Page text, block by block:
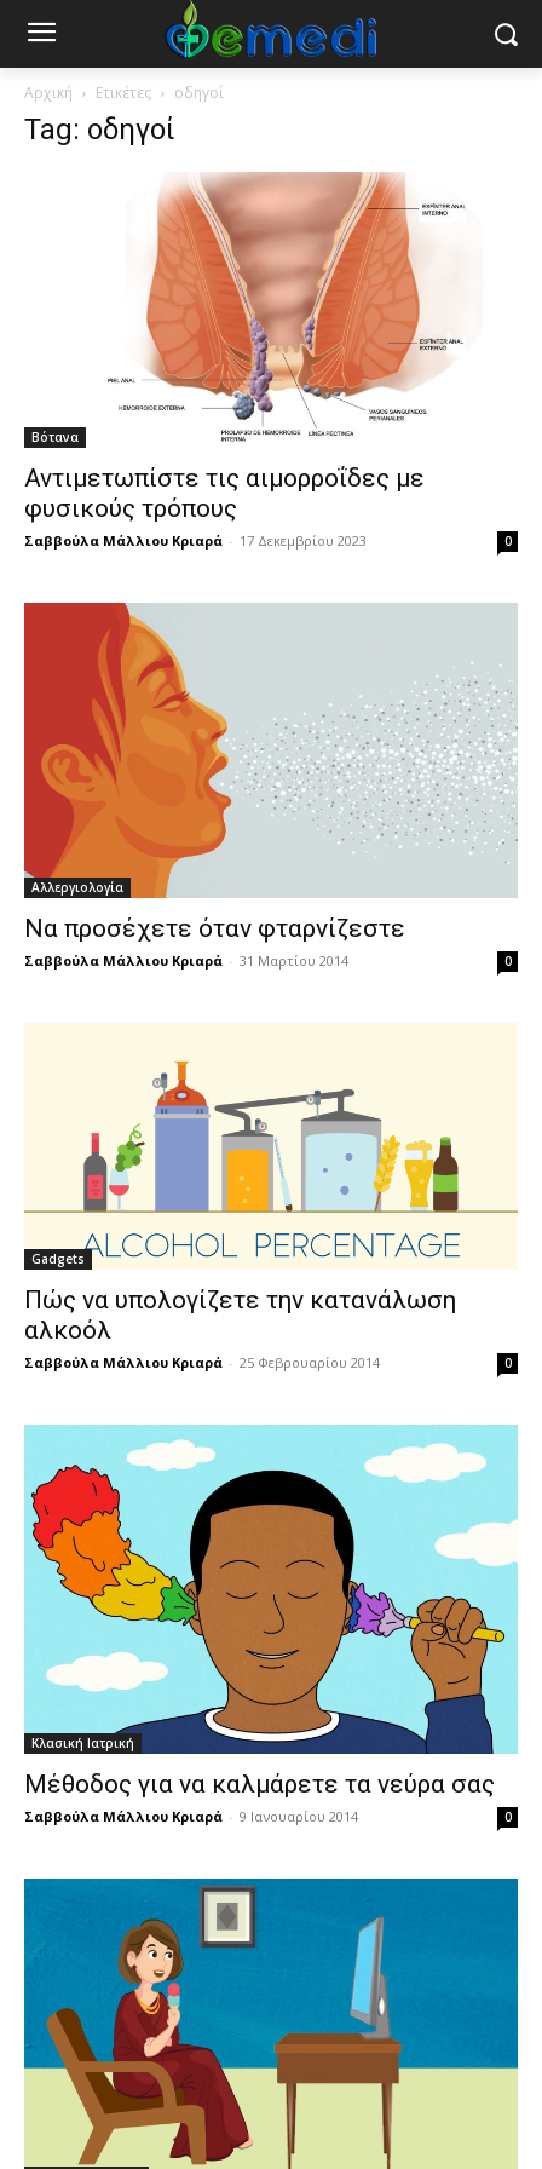
Αρχική Ετικέτες οδηγοί
Tag: οδηγοί
Βότανα
Αντιμετωπίστε τις αιμορροΐδες με
φυσικούς τρόπους
Σαββούλα Μάλλιου Κριαρά - 17 Δεκεμβρίου 2023 0
Αλλεργιολογία
Να προσέχετε όταν φταρνίζεστε
Σαββούλα Μάλλιου Κριαρά - 31 Μαρτίου 2014 0
Gadgets
Πώς να υπολογίζετε την κατανάλωση
αλκοόλ
Σαββούλα Μάλλιου Κριαρά - 25 Φεβρουαρίου 2014 0
Κλασική Ιατρική
Μέθοδος για να καλμάρετε τα νεύρα σας
Σαββούλα Μάλλιου Κριαρά - 9 Ιανουαρίου 2014 0